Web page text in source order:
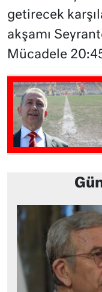
getirecek
akşamı
Mücadele